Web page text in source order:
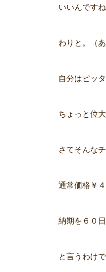
いいんですね
わりと。（
自分はピッ
ちょっと位
さてそんな
通常価格￥
納期を６０
と言うわけ